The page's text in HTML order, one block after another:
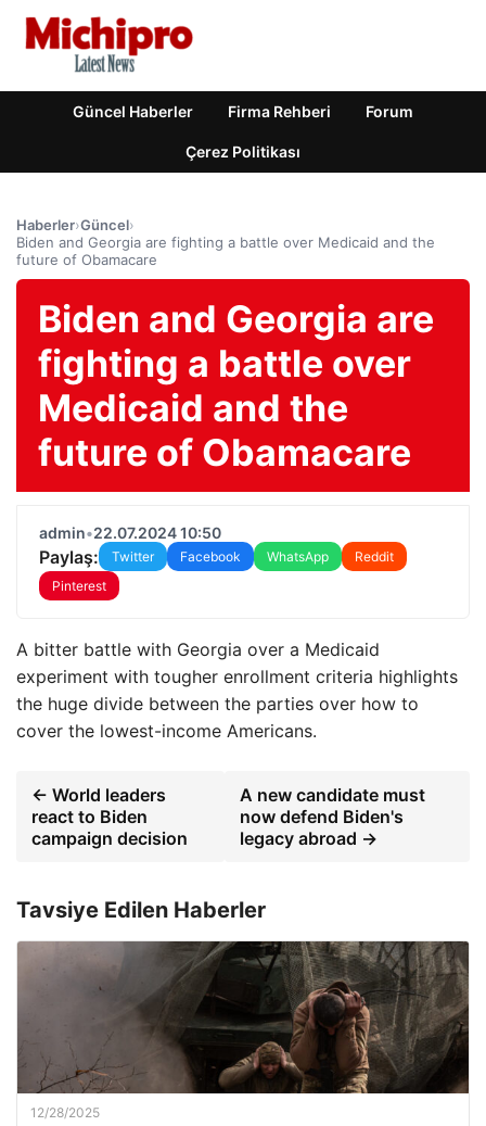
Güncel Haberler Firma Rehberi Forum
Çerez Politikası
Haberler›Güncel›
Biden and Georgia are fighting a battle over Medicaid and the
future of Obamacare
Biden and Georgia are
fighting a battle over
Medicaid and the
future of Obamacare
admin•22.07.2024 10:50
Paylaş: Twitter Facebook WhatsApp
Reddit
Pinterest
A bitter battle with Georgia over a Medicaid
experiment with tougher enrollment criteria highlights
the huge divide between the parties over how to
cover the lowest-income Americans.
← World leaders
react to Biden
campaign decision
A new candidate must
now defend Biden's
legacy abroad →
Tavsiye Edilen Haberler
12/28/2025